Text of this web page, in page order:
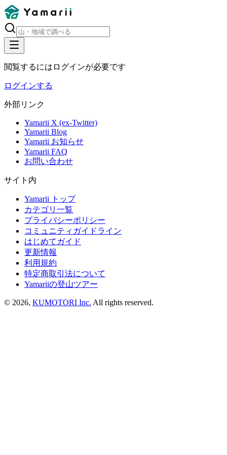
閲覧するにはログインが必要です
ログインする
外部リンク
Yamarii X (ex-Twitter)
Yamarii Blog
Yamarii お知らせ
Yamarii FAQ
お問い合わせ
サイト内
Yamarii トップ
カテゴリ一覧
プライバシーポリシー
コミュニティガイドライン
はじめてガイド
更新情報
利用規約
特定商取引法について
Yamariiの登山ツアー
© 2026, KUMOTORI Inc. All rights reserved.